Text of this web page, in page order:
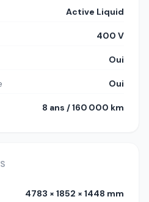
Active Liquid
400 V
Oui
Oui
8 ans / 160 000 km
4783 × 1852 × 1448 mm